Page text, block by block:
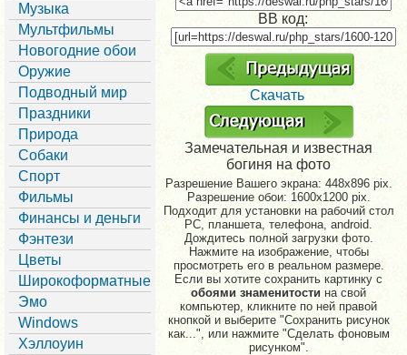
Музыка
Мультфильмы
Новогодние обои
Оружие
Подводный мир
Праздники
Природа
Собаки
Спорт
Фильмы
Финансы и деньги
Фэнтези
Цветы
Широкоформатные
Эмо
Windows
Хэллоуин
BB код:
Скачать
Замечательная и известная
богиня на фото
Разрешение Вашего экрана: 448x896 pix.
Разрешение обои: 1600x1200 pix.
Подходит для установки на рабочий стол
PC, планшета, телефона, android.
Дождитесь полной загрузки фото.
Нажмите на изображение, чтобы
просмотреть его в реальном размере.
Если вы хотите сохранить картинку с
обоями знаменитостина свой
компьютер, кликните по ней правой
кнопкой и выберите "Сохранить рисунок
как...", или нажмите "Сделать фоновым
рисунком".